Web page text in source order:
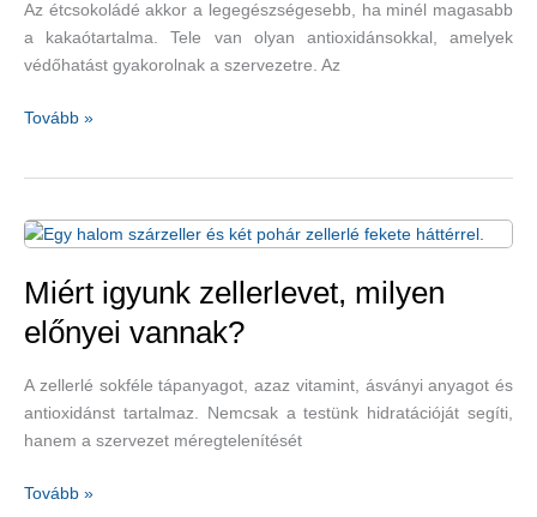
saláta-
és
hűsítő
Az étcsokoládé akkor a legegészségesebb, ha minél magasabb
a kakaótartalma. Tele van olyan antioxidánsokkal, amelyek
védőhatást gyakorolnak a szervezetre. Az
Az
számára
Tovább »
Miért igyunk zellerlevet, milyen
előnyei vannak?
A zellerlé sokféle tápanyagot, azaz vitamint, ásványi anyagot és
antioxidánst tartalmaz. Nemcsak a testünk hidratációját segíti,
hanem a szervezet méregtelenítését
Miért
Tovább »